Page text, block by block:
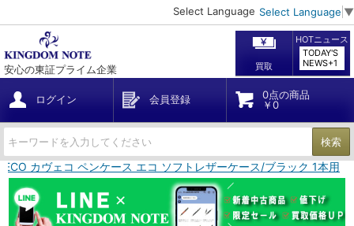
Select Language Select Language ▼
安心の東証プライム企業 買取
HOTニュース
TODAY'S
NEWS+1
ログイン 会員登録
0点の商品
￥0
検索
カヴェコ ペンケース エコ ソフトレザーケース/ブラック 1本用